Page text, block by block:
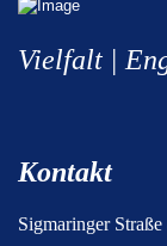
Vielfalt |
Kontakt
Sigmaringer Straße